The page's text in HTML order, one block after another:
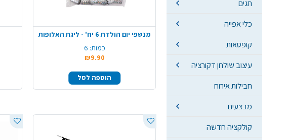
חגים
כלי אפייה
קופסאות
עיצוב שולחן דקורציה
חבילות אירוח
מבצעים
קולקציה חדשה
מנשפי יום הולדת 6 יח' - ליגת האלופות
כמות: 6
₪9.90
הוספה לסל